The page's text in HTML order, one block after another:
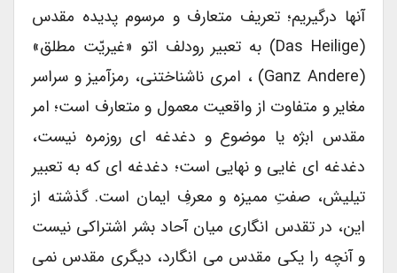
آنها درگیریم؛ تعریف متعارف و مرسوم پدیده مقدس
(das Heilige) به تعبیر رودلف اتو «غیریّت مطلق»
(ganz Andere) ، امری ناشناختنی، رمزآمیز و سراسر
مغایر و متفاوت از واقعیت معمول و متعارف است؛ امر
مقدس ابژه یا موضوع و دغدغه ای روزمره نیست،
دغدغه ای غایی و نهایی است؛ دغدغه ای که به تعبیر
تیلیش، صفتِ ممیزه و معرفِ ایمان است. گذشته از
این، در تقدس انگاری میان آحاد بشر اشتراکی نیست
و آنچه را یکی مقدس می انگارد، دیگری مقدس نمی